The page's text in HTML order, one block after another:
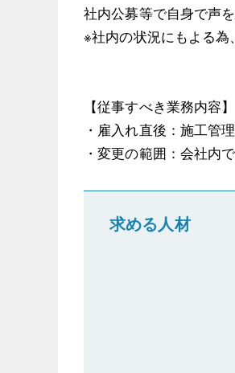
社内公募等で自身で声
※社内の状況にもよる為
【従事すべき業務内容】
・雇入れ直後：施工管
・変更の範囲：会社内
求める人材